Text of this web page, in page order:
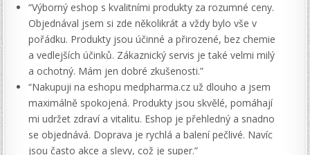
“Výborný eshop s kvalitními produkty za rozumné ceny.
Objednával jsem si zde několikrát a vždy bylo vše v
pořádku. Produkty jsou účinné a přirozené, bez chemie
a vedlejších účinků. Zákaznický servis je také velmi milý
a ochotný. Mám jen dobré zkušenosti.”
“Nakupuji na eshopu medpharma.cz už dlouho a jsem
maximálně spokojená. Produkty jsou skvělé, pomáhají
mi udržet zdraví a vitalitu. Eshop je přehledný a snadno
se objednává. Doprava je rychlá a balení pečlivé. Navíc
jsou často akce a slevy, což je super.”